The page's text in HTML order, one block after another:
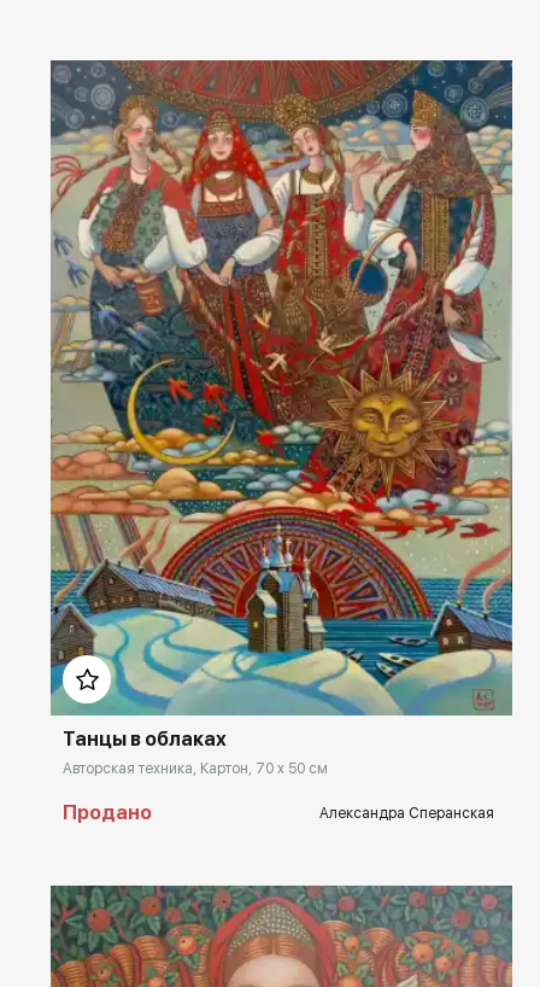
Домен: rakovgallery.ru
Танцы в облаках
Авторская техника, Картон, 70 x 50 см
Продано Александра Сперанская